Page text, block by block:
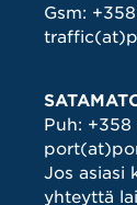
Gsm:
Puh: +358
Jos asiasi
yhteyttä